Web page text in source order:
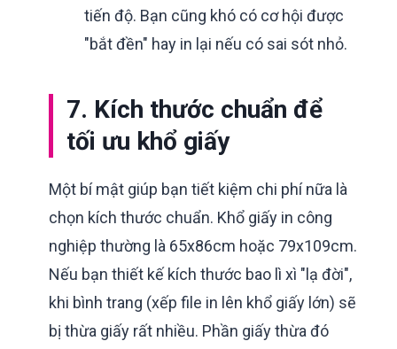
tiến độ. Bạn cũng khó có cơ hội được
"bắt đền" hay in lại nếu có sai sót nhỏ.
7. Kích thước chuẩn để
tối ưu khổ giấy
Một bí mật giúp bạn tiết kiệm chi phí nữa là
chọn kích thước chuẩn. Khổ giấy in công
nghiệp thường là 65x86cm hoặc 79x109cm.
Nếu bạn thiết kế kích thước bao lì xì "lạ đời",
khi bình trang (xếp file in lên khổ giấy lớn) sẽ
bị thừa giấy rất nhiều. Phần giấy thừa đó